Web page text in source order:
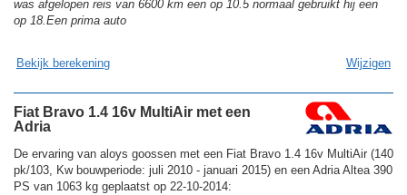
was afgelopen reis van 6600 km een op 10.5 normaal gebruikt hij een
op 18.Een prima auto
Bekijk berekening Wijzigen
Fiat Bravo 1.4 16v MultiAir met een
Adria
De ervaring van aloys goossen met een Fiat Bravo 1.4 16v MultiAir (140
pk/103, Kw bouwperiode: juli 2010 - januari 2015) en een Adria Altea 390
PS van 1063 kg geplaatst op 22-10-2014: